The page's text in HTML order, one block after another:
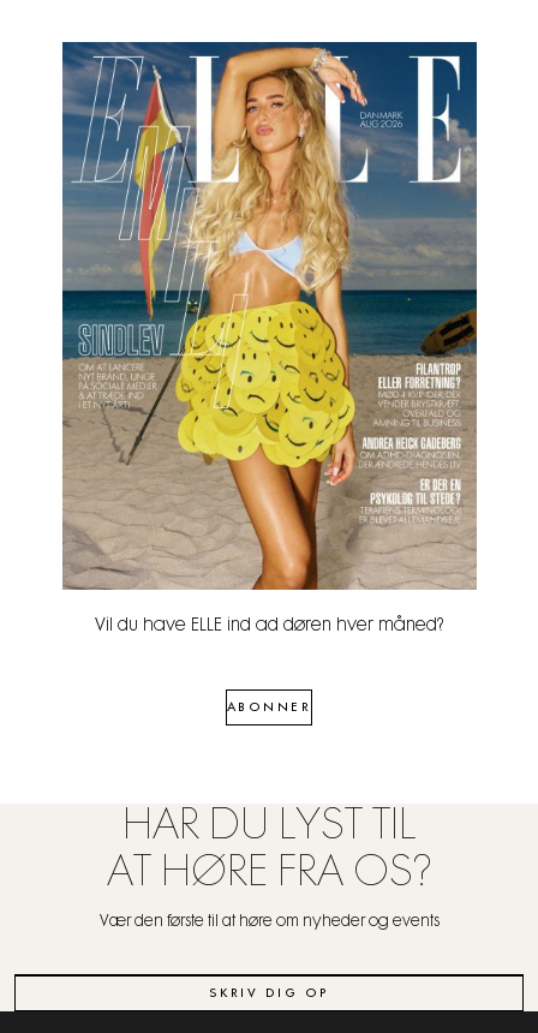
Vil du have ELLE ind ad døren hver måned?
ABONNER
HAR DU LYST TIL
AT HØRE FRA OS?
Vær den første til at høre om nyheder og events
SKRIV DIG OP